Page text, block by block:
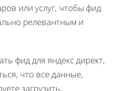
или услуг, чтобы фид
релевантным и
фид для яндекс директ,
что все данные,
загрузить,